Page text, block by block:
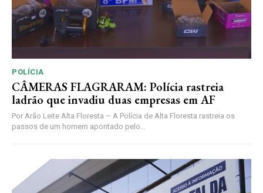
POLÍCIA
CÂMERAS FLAGRARAM: Polícia rastreia
ladrão que invadiu duas empresas em AF
Por Arão Leite Alta Floresta – A Polícia de Alta Floresta rastreia os
passos de um homem apontado pelo...